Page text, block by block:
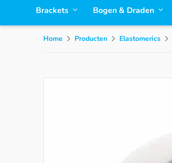
Brackets Bogen & Draden
Home Producten Elastomerics